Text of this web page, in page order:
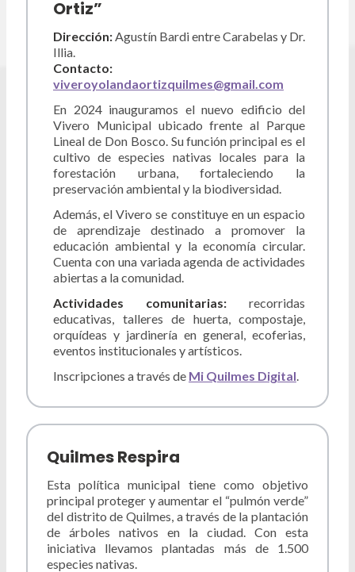
Ortiz”
Dirección:Agustín Bardi entre Carabelas y Dr.
Illia.
Contacto:
viveroyolandaortizquilmes@gmail.com
En 2024 inauguramos el nuevo edificio del
Vivero Municipal ubicado frente al Parque
Lineal de Don Bosco. Su función principal es el
cultivo de especies nativas locales para la
forestación urbana, fortaleciendo la
preservación ambiental y la biodiversidad.
Además, el Vivero se constituye en un espacio
de aprendizaje destinado a promover la
educación ambiental y la economía circular.
Cuenta con una variada agenda de actividades
abiertas a la comunidad.
Actividades comunitarias: recorridas
educativas, talleres de huerta, compostaje,
orquídeas y jardinería en general, ecoferias,
eventos institucionales y artísticos.
Inscripciones a través de Mi Quilmes Digital.
Quilmes Respira
Esta política municipal tiene como objetivo
principal proteger y aumentar el “pulmón verde”
del distrito de Quilmes, a través de la plantación
de árboles nativos en la ciudad. Con esta
iniciativa llevamos plantadas más de 1.500
especies nativas.